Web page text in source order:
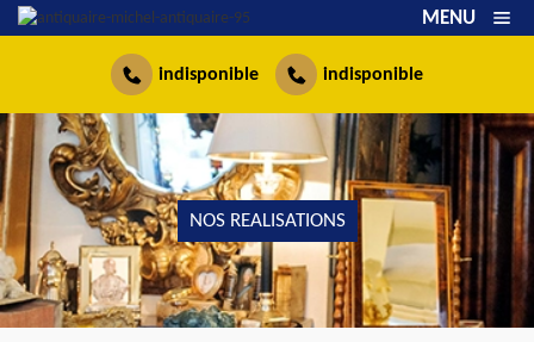
MENU
indisponible indisponible
NOS REALISATIONS